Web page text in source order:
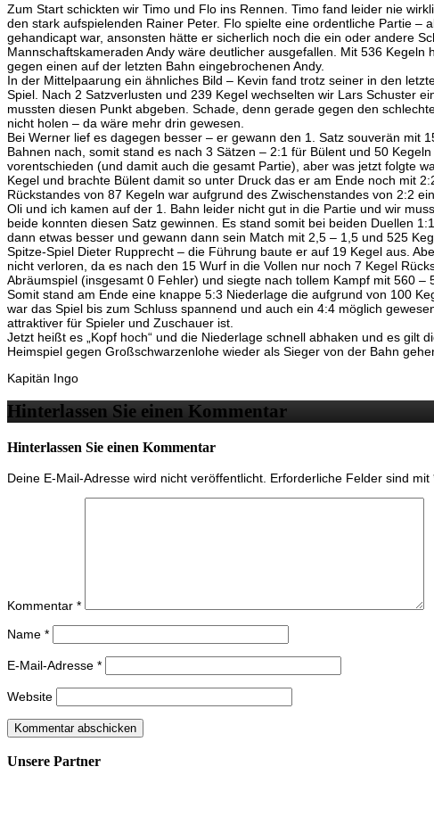
Zum Start schickten wir Timo und Flo ins Rennen. Timo fand leider nie
den stark aufspielenden Rainer Peter. Flo spielte eine ordentliche Partie
gehandicapt war, ansonsten hätte er sicherlich noch die ein oder andere
Mannschaftskameraden Andy wäre deutlicher ausgefallen. Mit 536
gegen einen auf der letzten Bahn eingebrochenen Andy.
In der Mittelpaarung ein ähnliches Bild – Kevin fand trotz seiner in den
Spiel. Nach 2 Satzverlusten und 239 Kegel wechselten wir Lars Schuster
mussten diesen Punkt abgeben. Schade, denn gerade gegen den
nicht holen – da wäre mehr drin gewesen.
Bei Werner lief es dagegen besser – er gewann den 1. Satz souverän mit
Bahnen nach, somit stand es nach 3 Sätzen – 2:1 für Bülent und 50
vorentschieden (und damit auch die gesamt Partie), aber was jetzt folgte
Kegel und brachte Bülent damit so unter Druck das er am Ende noch mit
Rückstandes von 87 Kegeln war aufgrund des Zwischenstandes von 2:2
Oli und ich kamen auf der 1. Bahn leider nicht gut in die Partie und wir
beide konnten diesen Satz gewinnen. Es stand somit bei beiden Duellen
dann etwas besser und gewann dann sein Match mit 2,5 – 1,5 und 525
Spitze-Spiel Dieter Rupprecht – die Führung baute er auf 19 Kegel aus.
nicht verloren, da es nach den 15 Wurf in die Vollen nur noch 7 Kegel
Abräumspiel (insgesamt 0 Fehler) und siegte nach tollem Kampf mit 560 –
Somit stand am Ende eine knappe 5:3 Niederlage die aufgrund von 100
war das Spiel bis zum Schluss spannend und auch ein 4:4 möglich
attraktiver für Spieler und Zuschauer ist.
Jetzt heißt es „Kopf hoch“ und die Niederlage schnell abhaken und es
Heimspiel gegen Großschwarzenlohe wieder als Sieger von der Bahn
Kapitän Ingo
Hinterlassen Sie einen Kommentar
Hinterlassen Sie einen Kommentar
Deine E-Mail-Adresse wird nicht veröffentlicht. Erforderliche Felder sind mit
Kommentar *
Name *
E-Mail-Adresse *
Website
Unsere Partner